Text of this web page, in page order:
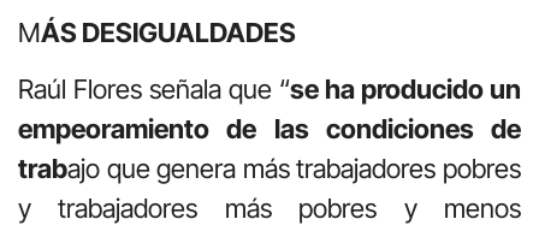
MÁS DESIGUALDADES
Raúl Flores señala que “se ha producido un
empeoramiento de las condiciones de
trabajo que genera más trabajadores pobres
y trabajadores más pobres y menos